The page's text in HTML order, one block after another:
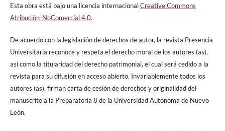
Esta obra está bajo una licencia internacionalCreative Commons
Atribución-NoComercial 4.0.
De acuerdo con la legislación de derechos de autor, la revista Presencia
Universitaria reconoce y respeta el derecho moral de los autores (as),
así como la titularidad del derecho patrimonial, el cual será cedido a la
revista para su difusión en acceso abierto. Invariablemente todos los
autores (as), firman carta de cesión de derechos y originalidad del
manuscrito a la Preparatoria 8 de la Universidad Autónoma de Nuevo
León.